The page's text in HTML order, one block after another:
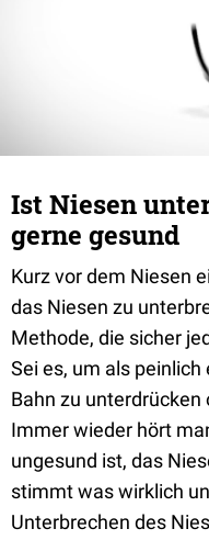
Ist Niesen
gerne gesund
Kurz vor dem Niesen
das Niesen zu
Methode, die sicher
Sei es, um als
Bahn zu unterdrücken
Immer wieder hört
ungesund ist, das
stimmt was wirklich
Unterbrechen des